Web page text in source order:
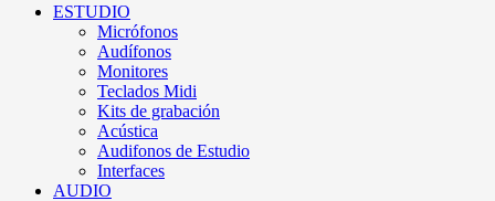
ESTUDIO
Micrófonos
Audífonos
Monitores
Teclados Midi
Kits de grabación
Acústica
Audifonos de Estudio
Interfaces
AUDIO